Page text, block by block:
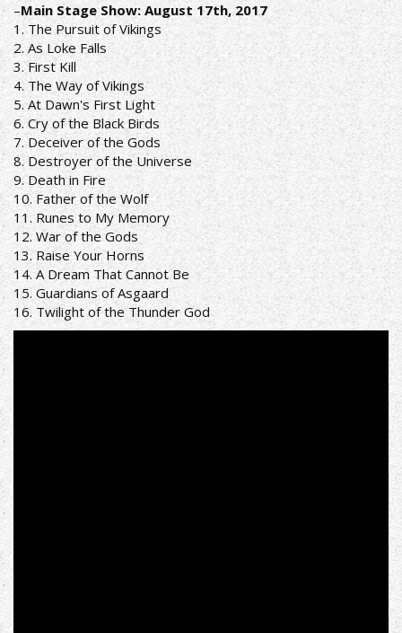
–Main Stage Show: August 17th, 2017
1. The Pursuit of Vikings
2. As Loke Falls
3. First Kill
4. The Way of Vikings
5. At Dawn's First Light
6. Cry of the Black Birds
7. Deceiver of the Gods
8. Destroyer of the Universe
9. Death in Fire
10. Father of the Wolf
11. Runes to My Memory
12. War of the Gods
13. Raise Your Horns
14. A Dream That Cannot Be
15. Guardians of Asgaard
16. Twilight of the Thunder God